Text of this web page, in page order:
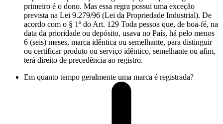
primeiro é o dono. Mas essa regra possui uma exceção
prevista na Lei 9.279/96 (Lei da Propriedade Industrial). De
acordo com o § 1º do Art. 129 Toda pessoa que, de boa-fé, na
data da prioridade ou depósito, usava no País, há pelo menos
6 (seis) meses, marca idêntica ou semelhante, para distinguir
ou certificar produto ou serviço idêntico, semelhante ou afim,
terá direito de precedência ao registro.
Em quanto tempo geralmente uma marca é registrada?